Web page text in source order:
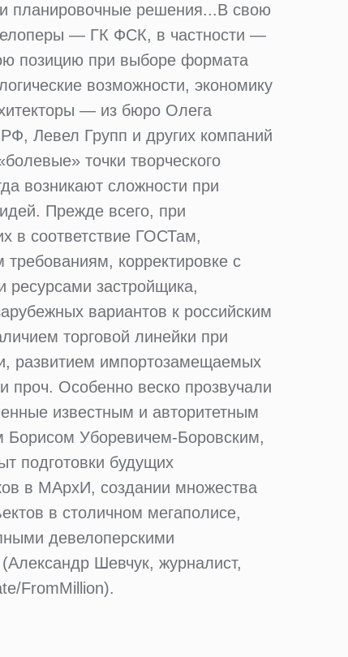
и планировочные решения...В свою
— ГК ФСК, в частности —
позицию при выборе формата
возможности, экономику
— из бюро Олега
Левел Групп и других компаний
точки творческого
возникают сложности при
Прежде всего, при
в соответствие ГОСТам,
корректировке с
ресурсами застройщика,
вариантов к российским
торговой линейки при
развитием импортозамещаемых
проч. Особенно веско прозвучали
известным и авторитетным
Борисом Уборевичем-Боровским,
подготовки будущих
в МАрхИ, создании множества
в столичном мегаполисе,
девелоперскими
Шевчук, журналист,
FromMillion).